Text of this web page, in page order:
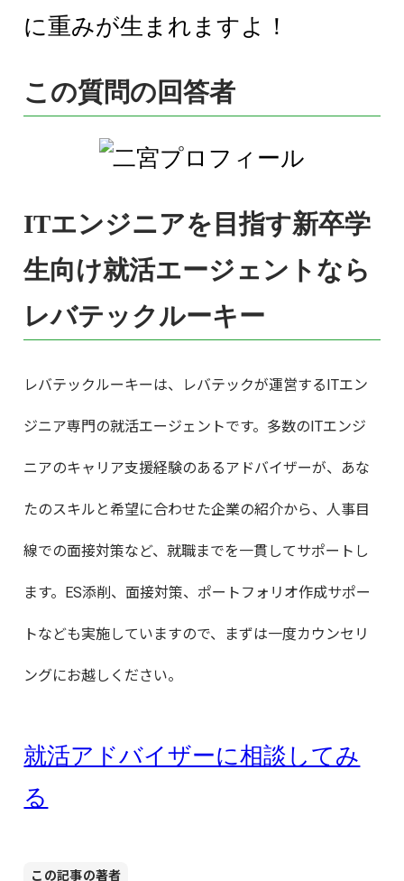
に重みが生まれますよ！
この質問の回答者
ITエンジニアを目指す新卒学
生向け就活エージェントなら
レバテックルーキー
レバテックルーキーは、レバテックが運営するITエン
ジニア専門の就活エージェントです。多数のITエンジ
ニアのキャリア支援経験のあるアドバイザーが、あな
たのスキルと希望に合わせた企業の紹介から、人事目
線での面接対策など、就職までを一貫してサポートし
ます。ES添削、面接対策、ポートフォリオ作成サポー
トなども実施していますので、まずは一度カウンセリ
ングにお越しください。
就活アドバイザーに相談してみ
る
この記事の著者